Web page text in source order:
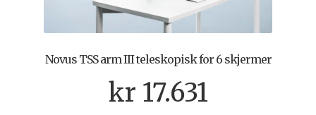
Novus TSS arm III teleskopisk for 6 skjermer
kr 17.631